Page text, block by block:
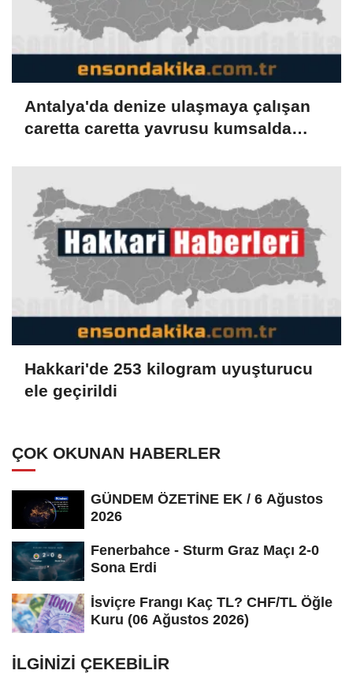
Antalya'da denize ulaşmaya çalışan
caretta caretta yavrusu kumsalda
Hakkari'de 253 kilogram uyuşturucu
ele geçirildi
ÇOK OKUNAN HABERLER
GÜNDEM ÖZETİNE EK / 6 Ağustos
2026
Fenerbahce - Sturm Graz Maçı 2-0
Sona Erdi
İsviçre Frangı Kaç TL? CHF/TL Öğle
Kuru (06 Ağustos 2026)
İLGINIZI ÇEKEBILIR